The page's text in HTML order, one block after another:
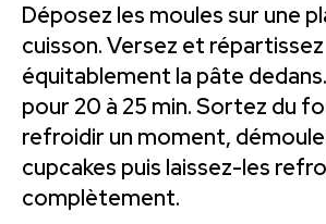
Déposez les moules sur une
cuisson. Versez et répartissez
équitablement la pâte
pour 20 à 25 min. Sortez du
refroidir un moment,
cupcakes puis laissez-les
complètement.